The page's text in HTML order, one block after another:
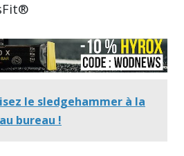
le sledgehammer à la
bureau !